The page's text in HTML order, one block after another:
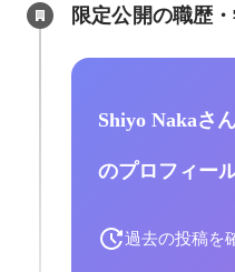
限定公開の職歴
Shiyo Nakaさ
のプロフィー
過去の投稿を